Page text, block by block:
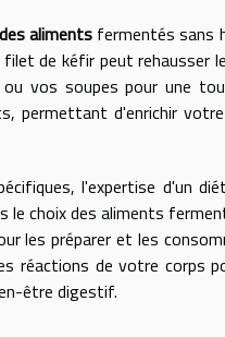
alimentsfermentés sans
filet de kéfir peut
vos soupes pour une
permettant d'enrichir
l'expertise d'un
le choix des aliments
les préparer et les
réactions de votre corps
être digestif.